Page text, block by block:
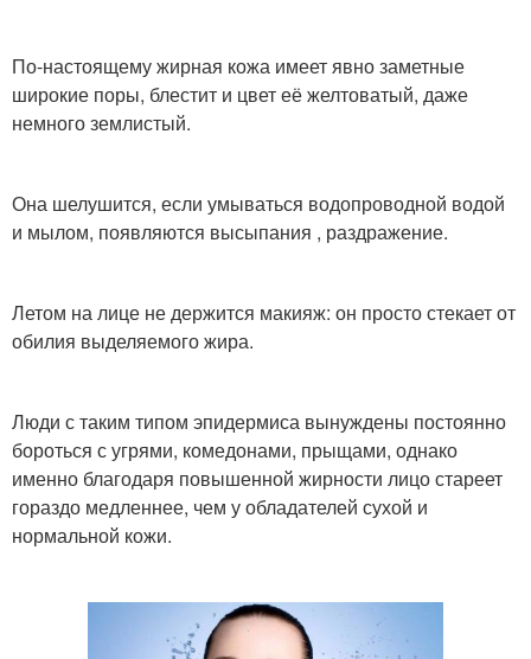
По-настоящему жирная кожа имеет явно заметные
широкие поры, блестит и цвет её желтоватый, даже
немного землистый.
Она шелушится, если умываться водопроводной водой
и мылом, появляются высыпания , раздражение.
Летом на лице не держится макияж: он просто стекает от
обилия выделяемого жира.
Люди с таким типом эпидермиса вынуждены постоянно
бороться с угрями, комедонами, прыщами, однако
именно благодаря повышенной жирности лицо стареет
гораздо медленнее, чем у обладателей сухой и
нормальной кожи.